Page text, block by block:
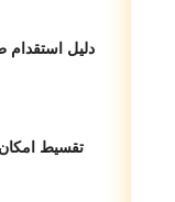
دليل استقدام
تقسيط